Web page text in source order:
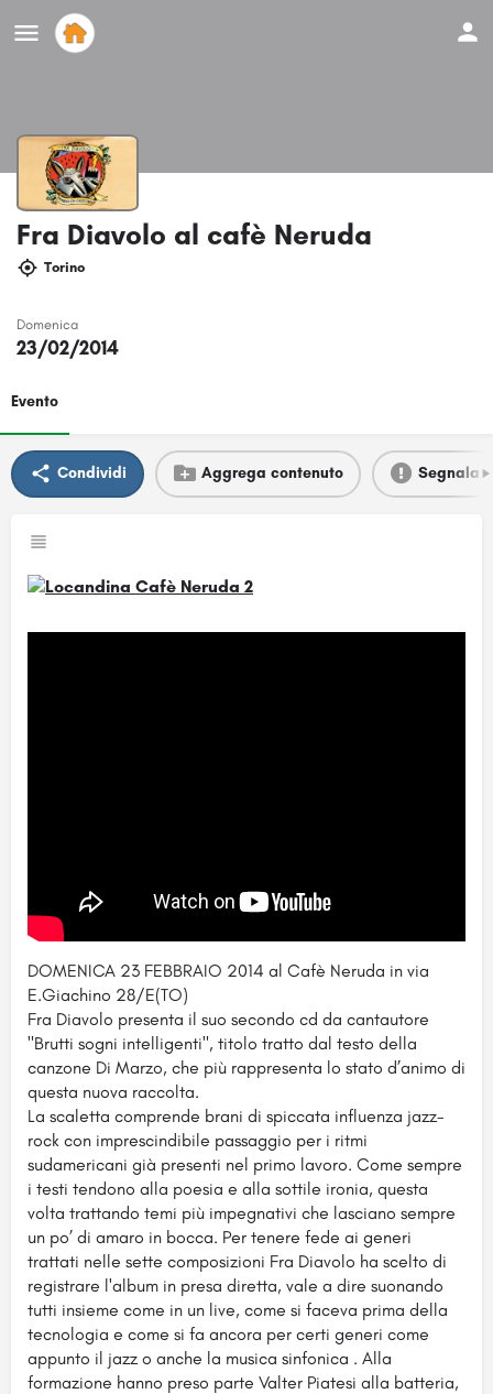
Fra Diavolo al cafè Neruda
Torino
Domenica
23/02/2014
Evento
Condividi Aggrega contenuto Segnala
DOMENICA 23 FEBBRAIO 2014 al Cafè Neruda in via
E.Giachino 28/E(TO)
Fra Diavolo presenta il suo secondo cd da cantautore
"Brutti sogni intelligenti", titolo tratto dal testo della
canzone Di Marzo, che più rappresenta lo stato d’animo di
questa nuova raccolta.
La scaletta comprende brani di spiccata influenza jazz-
rock con imprescindibile passaggio per i ritmi
sudamericani già presenti nel primo lavoro. Come sempre
i testi tendono alla poesia e alla sottile ironia, questa
volta trattando temi più impegnativi che lasciano sempre
un po’ di amaro in bocca. Per tenere fede ai generi
trattati nelle sette composizioni Fra Diavolo ha scelto di
registrare l'album in presa diretta, vale a dire suonando
tutti insieme come in un live, come si faceva prima della
tecnologia e come si fa ancora per certi generi come
appunto il jazz o anche la musica sinfonica . Alla
formazione hanno preso parte Valter Piatesi alla batteria,